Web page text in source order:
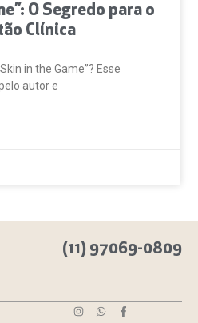
O Segredo para o
Clínica
in the Game”? Esse
autor e
(11) 97069-0809